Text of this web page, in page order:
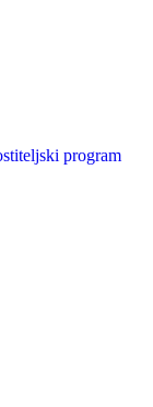
program